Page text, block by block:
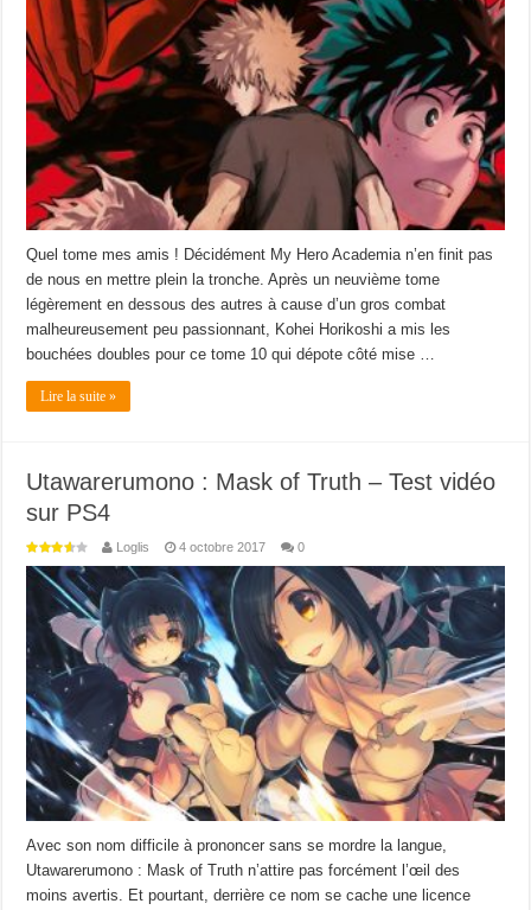
Quel tome mes amis ! Décidément My Hero Academia n’en finit pas
de nous en mettre plein la tronche. Après un neuvième tome
légèrement en dessous des autres à cause d’un gros combat
malheureusement peu passionnant, Kohei Horikoshi a mis les
bouchées doubles pour ce tome 10 qui dépote côté mise …
Lire la suite »
Utawarerumono : Mask of Truth – Test vidéo
sur PS4
Loglis 4 octobre 2017 0
Avec son nom difficile à prononcer sans se mordre la langue,
Utawarerumono : Mask of Truth n’attire pas forcément l’œil des
moins avertis. Et pourtant, derrière ce nom se cache une licence